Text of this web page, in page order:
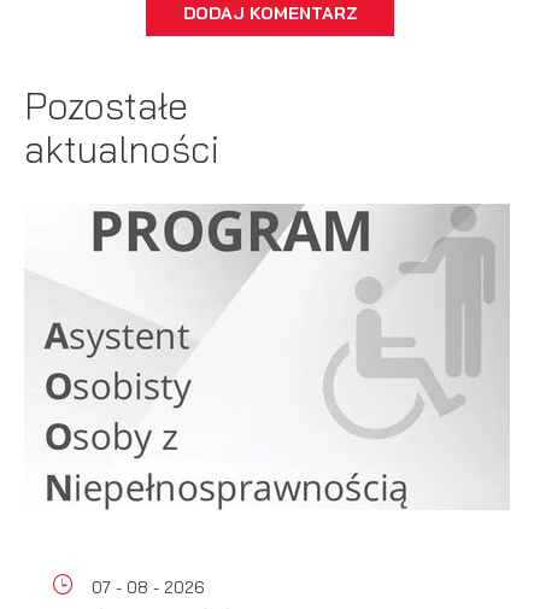
DODAJ KOMENTARZ
Pozostałe
aktualności
07 - 08 - 2026